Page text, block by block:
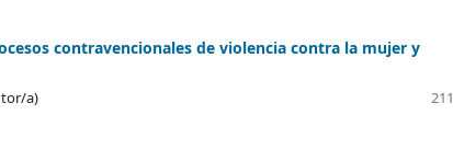
contravencionales de violencia contra la mujer y
a)